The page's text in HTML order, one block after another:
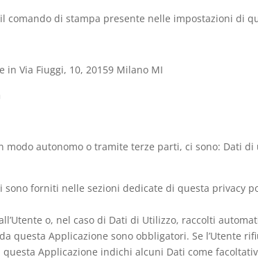
comando di stampa presente nelle impostazioni di
in Via Fiuggi, 10, 20159 Milano MI
modo autonomo o tramite terze parti, ci sono: Dati
forniti nelle sezioni dedicate di questa privacy
o, nel caso di Dati di Utilizzo, raccolti
questa Applicazione sono obbligatori. Se l’Utente
Applicazione indichi alcuni Dati come